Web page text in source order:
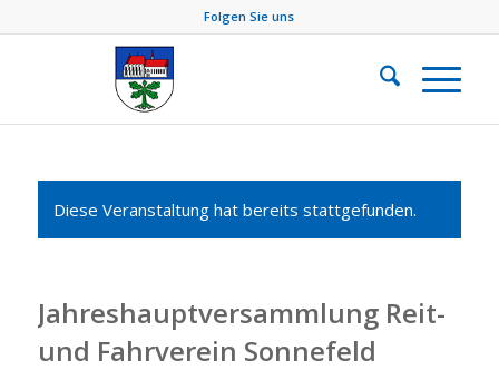
Folgen Sie uns
Diese Veranstaltung hat bereits stattgefunden.
Jahreshauptversammlung Reit-
und Fahrverein Sonnefeld